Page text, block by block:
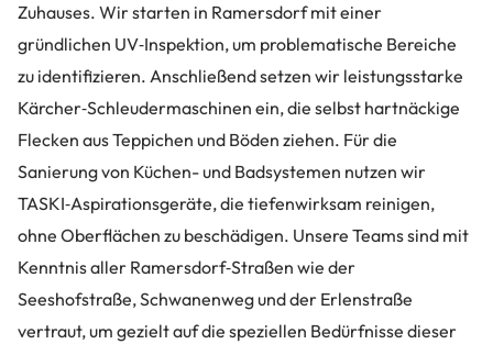
Zuhauses. Wir starten in Ramersdorf mit einer
gründlichen UV‑Inspektion, um problematische Bereiche
zu identifizieren. Anschließend setzen wir leistungsstarke
Kärcher‑Schleudermaschinen ein, die selbst hartnäckige
Flecken aus Teppichen und Böden ziehen. Für die
Sanierung von Küchen- und Badsystemen nutzen wir
TASKI‑Aspirationsgeräte, die tiefenwirksam reinigen,
ohne Oberflächen zu beschädigen. Unsere Teams sind mit
Kenntnis aller Ramersdorf‑Straßen wie der
Seeshofstraße, Schwanenweg und der Erlenstraße
vertraut, um gezielt auf die speziellen Bedürfnisse dieser